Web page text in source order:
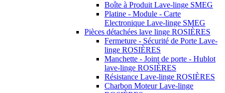
Boîte à Produit Lave-linge SMEG
Platine - Module - Carte
Electronique Lave-linge SMEG
Pièces détachées lave linge ROSIÈRES
Fermeture - Sécurité de Porte Lave-
linge ROSIÈRES
Manchette - Joint de porte - Hublot
lave-linge ROSIÈRES
Résistance Lave-linge ROSIÈRES
Charbon Moteur Lave-linge